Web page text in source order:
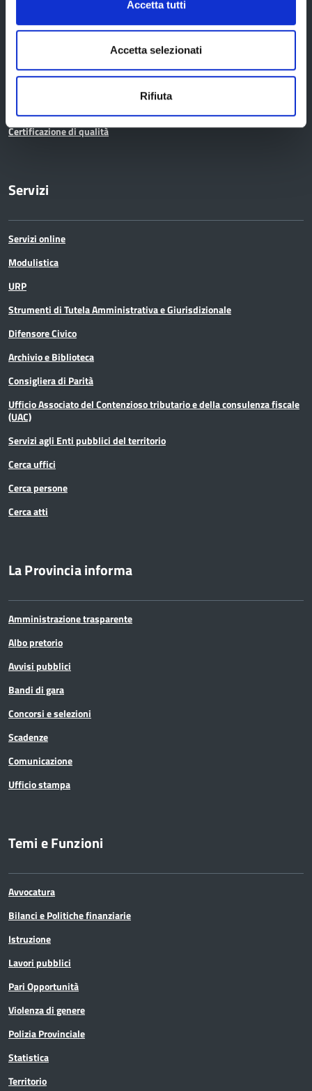
Accetta tutti
Accetta selezionati
Rifiuta
Elezioni provinciali – Archivio
Atti generali
Certificazione di qualità
Servizi
Servizi online
Modulistica
URP
Strumenti di Tutela Amministrativa e Giurisdizionale
Difensore Civico
Archivio e Biblioteca
Consigliera di Parità
Ufficio Associato del Contenzioso tributario e della consulenza fiscale
(UAC)
Servizi agli Enti pubblici del territorio
Cerca uffici
Cerca persone
Cerca atti
La Provincia informa
Amministrazione trasparente
Albo pretorio
Avvisi pubblici
Bandi di gara
Concorsi e selezioni
Scadenze
Comunicazione
Ufficio stampa
Temi e Funzioni
Avvocatura
Bilanci e Politiche finanziarie
Istruzione
Lavori pubblici
Pari Opportunità
Violenza di genere
Polizia Provinciale
Statistica
Territorio